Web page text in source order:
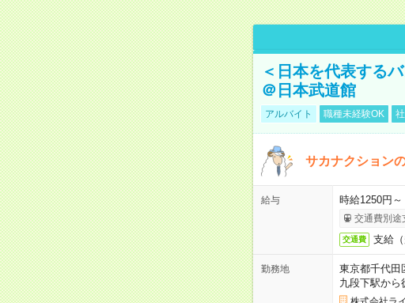
＜日本を代表する
＠日本武道館
アルバイト 職種未経験OK
サカナクション
給与 時給1250円～
交通費別途
交通費 支給（
勤務地
東京都千代田
九段下駅から